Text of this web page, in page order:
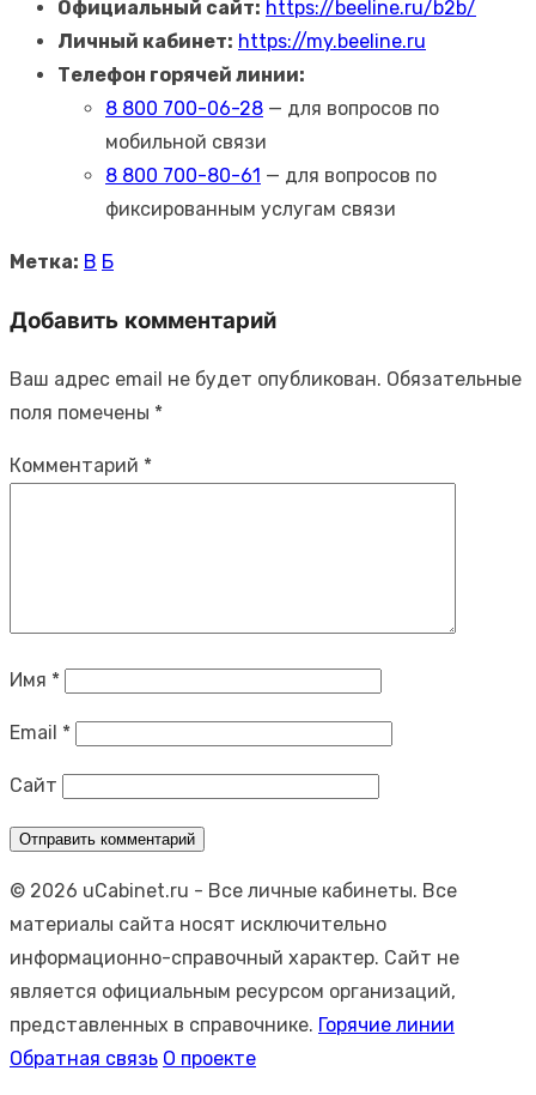
Официальный сайт: https://beeline.ru/b2b/
Личный кабинет: https://my.beeline.ru
Телефон горячей линии:
8 800 700-06-28 — для вопросов по
мобильной связи
8 800 700-80-61 — для вопросов по
фиксированным услугам связи
Метка: B Б
Добавить комментарий
Ваш адрес email не будет опубликован. Обязательные
поля помечены *
Комментарий *
Имя *
Email *
Сайт
© 2026 uCabinet.ru - Все личные кабинеты. Все
материалы сайта носят исключительно
информационно-справочный характер. Сайт не
является официальным ресурсом организаций,
представленных в справочнике. Горячие линии
Обратная связь О проекте